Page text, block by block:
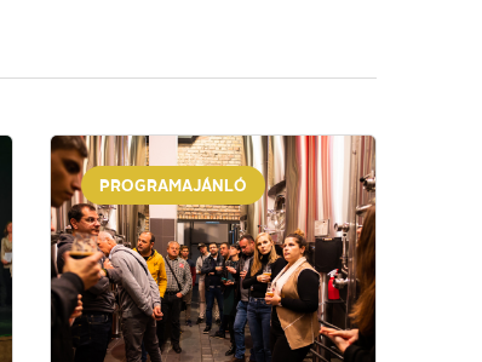
PROGRAMAJÁNLÓ